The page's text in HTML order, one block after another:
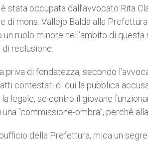
è stata occupata dall’avvocato Rita
di mons. Vallejo Balda alla
ruolo minore nell’ambito di
reclusione.
priva di fondatezza, secondo
contestati di cui la pubblica
legale, se contro il giovane
“commissione-ombra”, perché
della Prefettura, mica un